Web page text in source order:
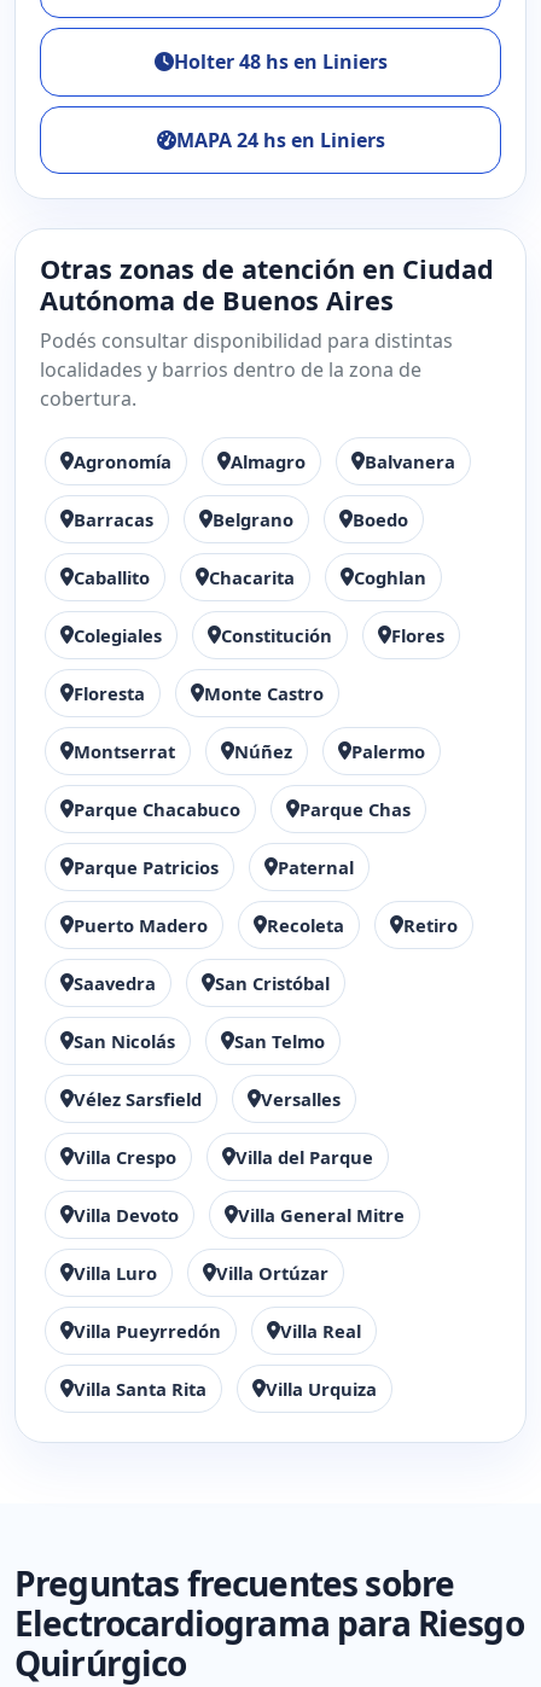
Holter 48 hs en Liniers
MAPA 24 hs en Liniers
Otras zonas de atención en Ciudad
Autónoma de Buenos Aires
Podés consultar disponibilidad para distintas
localidades y barrios dentro de la zona de
cobertura.
Agronomía Almagro Balvanera
Barracas Belgrano Boedo
Caballito Chacarita Coghlan
Colegiales Constitución Flores
Floresta Monte Castro
Montserrat Núñez Palermo
Parque Chacabuco Parque Chas
Parque Patricios Paternal
Puerto Madero Recoleta Retiro
Saavedra San Cristóbal
San Nicolás San Telmo
Vélez Sarsfield Versalles
Villa Crespo Villa del Parque
Villa Devoto Villa General Mitre
Villa Luro Villa Ortúzar
Villa Pueyrredón Villa Real
Villa Santa Rita Villa Urquiza
Preguntas frecuentes sobre
Electrocardiograma para Riesgo
Quirúrgico